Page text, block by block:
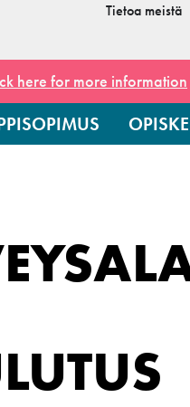
Tietoa meistä
here for more information